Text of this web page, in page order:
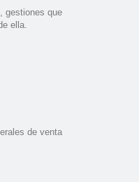
gestiones que
ella.
de venta